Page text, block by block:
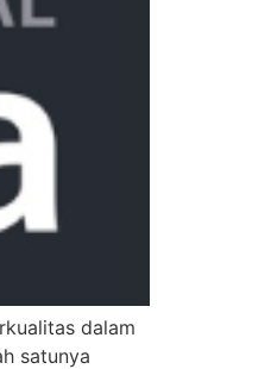
dalam
satunya